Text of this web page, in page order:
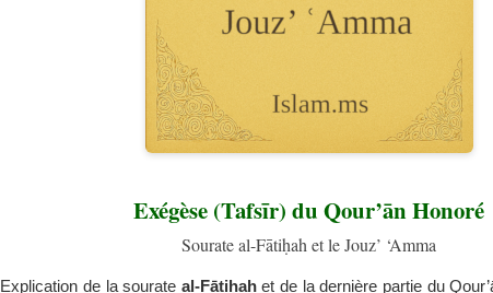
Exégèse (Tafsīr) du Qour’ān Honoré
Sourate al-Fātiḥah et le Jouz’ ‘Amma
Explication de la sourate al-Fātiḥahet de la dernière partie du